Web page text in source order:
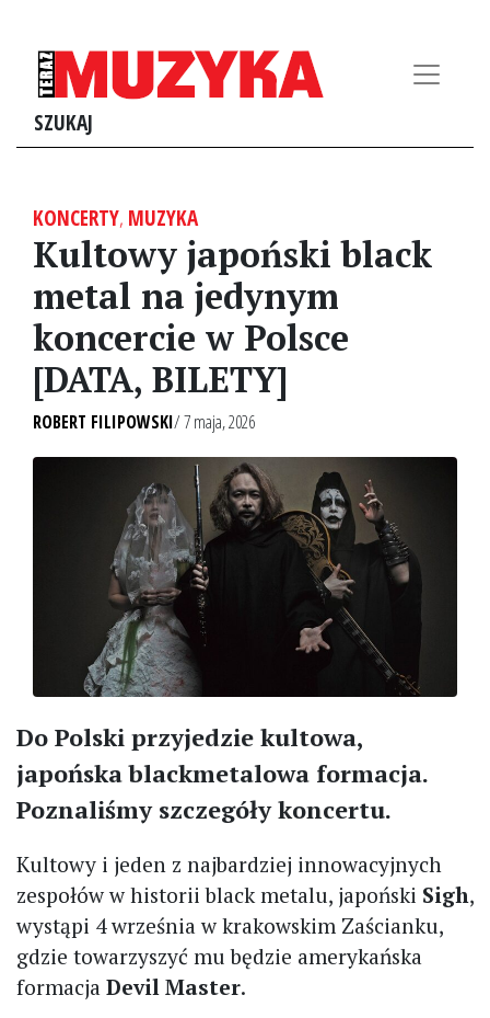
SZUKAJ
KONCERTY, MUZYKA
Kultowy japoński black
metal na jedynym
koncercie w Polsce
[DATA, BILETY]
ROBERT FILIPOWSKI/ 7 maja, 2026
Do Polski przyjedzie kultowa,
japońska blackmetalowa formacja.
Poznaliśmy szczegóły koncertu.
Kultowy i jeden z najbardziej innowacyjnych
zespołów w historii black metalu, japoński Sigh,
wystąpi 4 września w krakowskim Zaścianku,
gdzie towarzyszyć mu będzie amerykańska
formacja Devil Master.